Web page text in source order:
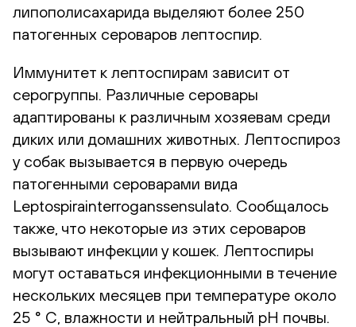
липополисахарида выделяют более 250
патогенных сероваров лептоспир.
Иммунитет к лептоспирам зависит от
серогруппы. Различные серовары
адаптированы к различным хозяевам среди
диких или домашних животных. Лептоспироз
у собак вызывается в первую очередь
патогенными сероварами вида
Leptospirainterroganssensulato. Сообщалось
также, что некоторые из этих сероваров
вызывают инфекции у кошек. Лептоспиры
могут оставаться инфекционными в течение
нескольких месяцев при температуре около
25 ° C, влажности и нейтральный pH почвы.